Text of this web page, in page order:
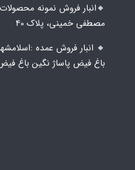
🔸️​​انبار فروش نمونه
مصطفی خمینی، پلاک 40
🔸️ انبار فروش عمده
باغ فیض پاساژ نگین باغ